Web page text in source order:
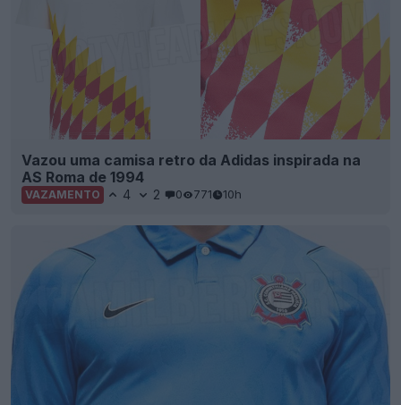
Vazou uma camisa retro da Adidas inspirada na
AS Roma de 1994
VAZAMENTO 4 2 0 771 10h